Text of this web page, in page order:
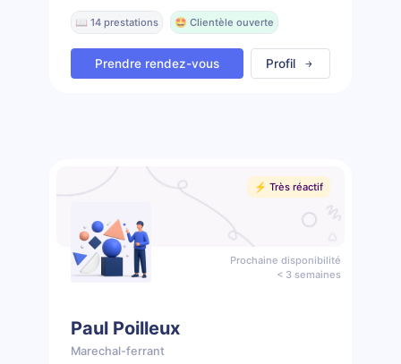
📖 14 prestations 🤩 Clientèle ouverte
Prendre rendez-vous Profil
⚡️ Très réactif
Prochaine disponibilité
< 3 semaines
Paul Poilleux
Marechal-ferrant